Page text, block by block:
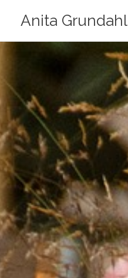
indholdet
Anita Grundahl